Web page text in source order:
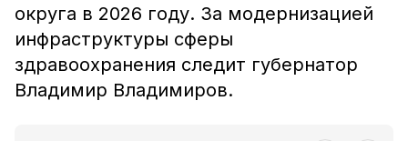
округа в 2026 году. За модернизацией
инфраструктуры сферы
здравоохранения следит губернатор
Владимир Владимиров.